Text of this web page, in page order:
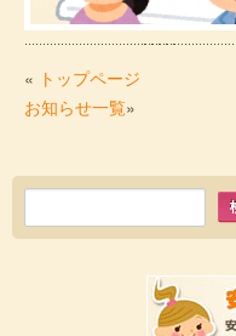
« トップページ
お知らせ一覧»